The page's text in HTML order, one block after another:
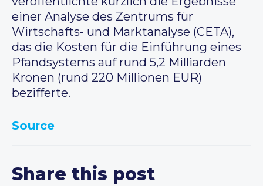
einer Analyse des Zentrums für
Wirtschafts- und Marktanalyse (CETA),
das die Kosten für die Einführung eines
Pfandsystems auf rund 5,2 Milliarden
Kronen (rund 220 Millionen EUR)
bezifferte.
Source
Share this post